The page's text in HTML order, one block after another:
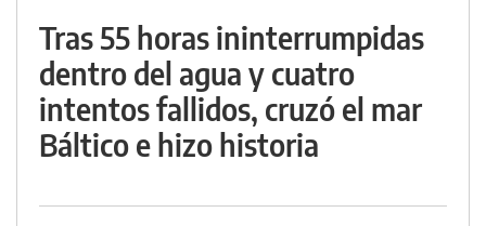
Tras 55 horas ininterrumpidas
dentro del agua y cuatro
intentos fallidos, cruzó el mar
Báltico e hizo historia